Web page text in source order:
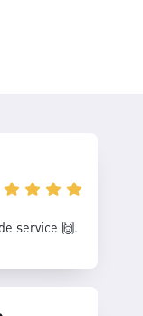
service 🙌.